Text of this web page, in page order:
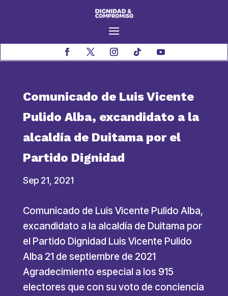
Comunicado de Luis Vicente
Pulido Alba, excandidato a la
alcaldía de Duitama por el
Partido Dignidad
Sep 21, 2021
Comunicado de Luis Vicente Pulido Alba,
excandidato a la alcaldía de Duitama por
el Partido Dignidad Luis Vicente Pulido
Alba 21 de septiembre de 2021
Agradecimiento especial a los 915
electores que con su voto de conciencia